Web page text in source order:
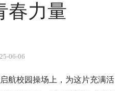
春力量
06-06
航校园操场上，为这片充满活